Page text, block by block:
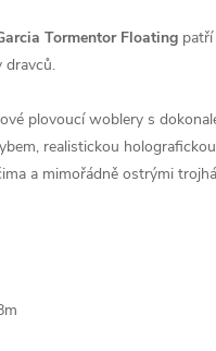
Tormentor Floating
dravců.
plovoucí woblery s
realistickou
a mimořádně ostrými